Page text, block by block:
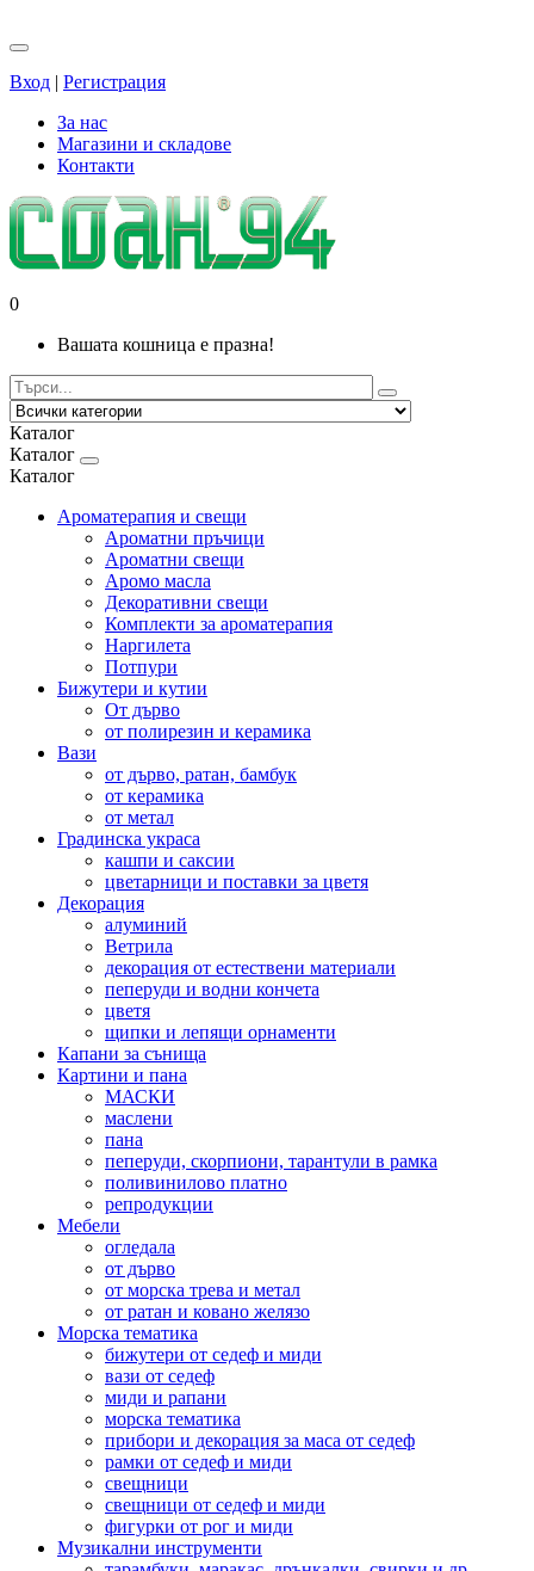
Вход | Регистрация
За нас
Магазини и складове
Контакти
0
Вашата кошница е празна!
Каталог
Каталог
Каталог
Ароматерапия и свещи
Ароматни пръчици
Ароматни свещи
Аромо масла
Декоративни свещи
Комплекти за ароматерапия
Наргилета
Потпури
Бижутери и кутии
От дърво
от полирезин и керамика
Вази
от дърво, ратан, бамбук
от керамика
от метал
Градинска украса
кашпи и саксии
цветарници и поставки за цветя
Декорация
алуминий
Ветрила
декорация от естествени материали
пеперуди и водни кончета
цветя
щипки и лепящи орнаменти
Капани за сънища
Картини и пана
МАСКИ
маслени
пана
пеперуди, скорпиони, тарантули в рамка
поливинилово платно
репродукции
Мебели
огледала
от дърво
от морска трева и метал
от ратан и ковано желязо
Морска тематика
бижутери от седеф и миди
вази от седеф
миди и рапани
морска тематика
прибори и декорация за маса от седеф
рамки от седеф и миди
свещници
свещници от седеф и миди
фигурки от рог и миди
Музикални инструменти